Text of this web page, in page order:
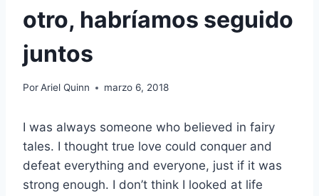
otro, habríamos seguido
juntos
PorAriel Quinn marzo 6, 2018
I was always someone who believed in fairy
tales. I thought true love could conquer and
defeat everything and everyone, just if it was
strong enough. I don’t think I looked at life